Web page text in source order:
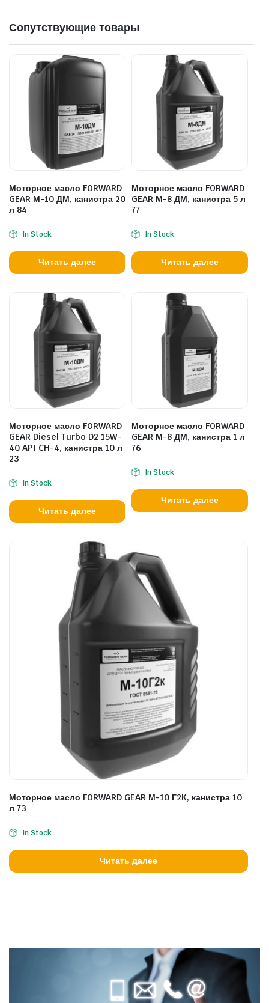
Сопутствующие товары
Моторное масло FORWARD
GEAR М-10 ДМ, канистра 20
л 84
In Stock
Читать далее
Моторное масло FORWARD
GEAR М-8 ДМ, канистра 5 л
77
In Stock
Читать далее
Моторное масло FORWARD
GEAR Diesel Turbo D2 15W-
40 API CH-4, канистра 10 л
23
In Stock
Читать далее
Моторное масло FORWARD
GEAR М-8 ДМ, канистра 1 л
76
In Stock
Читать далее
Моторное масло FORWARD GEAR М-10 Г2К, канистра 10
л 73
In Stock
Читать далее